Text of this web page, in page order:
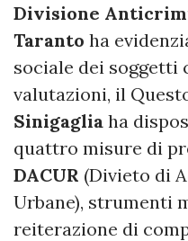
Divisione
Taranto ha
sociale dei soggetti
valutazioni, il
Sinigaglia ha
quattro misure di
DACUR (Divieto di
Urbane), strumenti
reiterazione di